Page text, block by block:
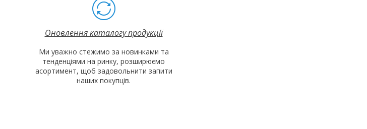
Оновлення каталогу продукції
Ми уважно стежимо за новинками та
тенденціями на ринку, розширюємо
асортимент, щоб задовольнити запити
наших покупців.